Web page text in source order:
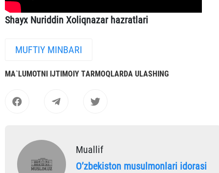
Shayx Nuriddin Xoliqnazar hazratlari
MUFTIY MINBARI
MА`LUMOTNI IJTIMOIY TАRMOQLАRDА ULАSHING
Muallif
Oʼzbekiston musulmonlari idorasi